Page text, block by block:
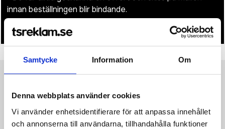
Samtycke Information Om
Denna webbplats använder cookies
Vi använder enhetsidentifierare för att anpassa innehållet
och annonserna till användarna, tillhandahålla funktioner
innan beställningen blir bindande.
• Tryckfil/er logo laddas upp i kassan.
·310 g/m² ·70% ringspunnen bomull, 30% polyester ·Långfibrig
egyptisk bomull ·3-tråds tyg med mjuk yta ·Dubbelt färgad för